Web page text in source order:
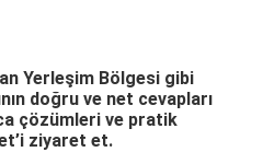
Yerleşim Bölgesi gibi
doğru ve net cevapları
çözümleri ve pratik
ziyaret et.